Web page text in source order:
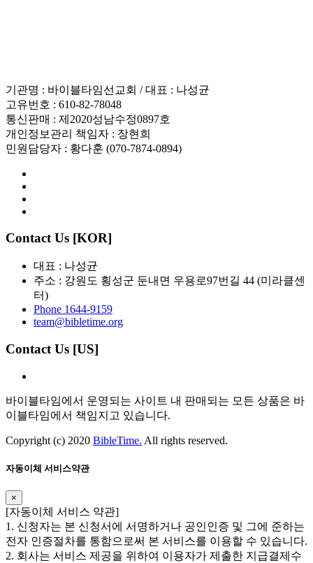
기관명 : 바이블타임선교회 / 대표 : 나성균
고유번호 : 610-82-78048
통신판매 : 제2020성남수정0897호
개인정보관리 책임자 : 장현희
민원담당자 : 황다훈 (070-7874-0894)
Contact Us [KOR]
대표 : 나성균
주소 : 강원도 횡성군 둔내면 우용로97번길 44 (미라클센
터)
Phone 1644-9159
team@bibletime.org
Contact Us [US]
바이블타임에서 운영되는 사이트 내 판매되는 모든 상품은 바
이블타임에서 책임지고 있습니다.
Copyright (c) 2020 BibleTime. All rights reserved.
자동이체 서비스약관
×
​​[자동이체 서비스 약관]
1. 신청자는 본 신청서에 서명하거나 공인인증 및 그에 준하는
전자 인증절차를 통함으로써 본 서비스를 이용할 수 있습니다.
2. 회사는 서비스 제공을 위하여 이용자가 제출한 지급결제수